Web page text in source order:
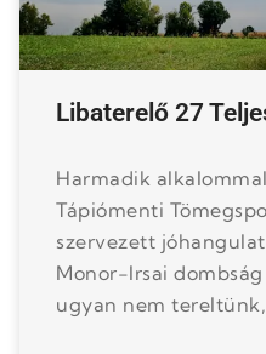
Libaterelő 27
Harmadik
Tápiómenti
szervezett
Monor-Irsai
ugyan nem